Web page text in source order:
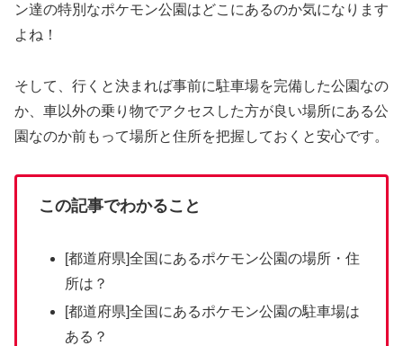
ン達の特別なポケモン公園はどこにあるのか気になります
よね！
そして、行くと決まれば事前に駐車場を完備した公園なの
か、車以外の乗り物でアクセスした方が良い場所にある公
園なのか前もって場所と住所を把握しておくと安心です。
この記事でわかること
[都道府県]全国にあるポケモン公園の場所・住
所は？
[都道府県]全国にあるポケモン公園の駐車場は
ある？